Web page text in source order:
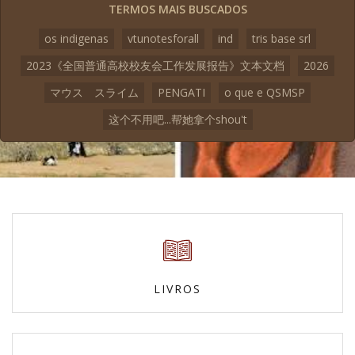
TERMOS MAIS BUSCADOS
os indigenas
vtunotesforall ind
tris base srl
2023《全国普通高校校友会工作发展报告》文本文档
2026
マウス スライム
PENGATI
o que e QSMSP
这个不用吧...帮她拿个shou't
LIVROS